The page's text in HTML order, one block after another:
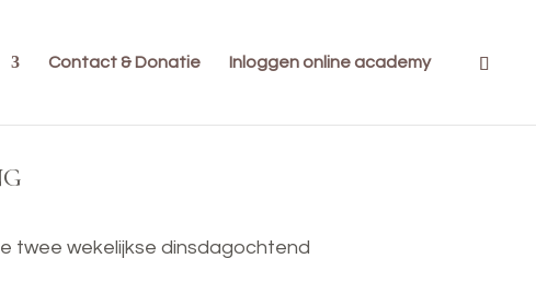
Contact & Donatie Inloggen online academy
twee wekelijkse dinsdagochtend